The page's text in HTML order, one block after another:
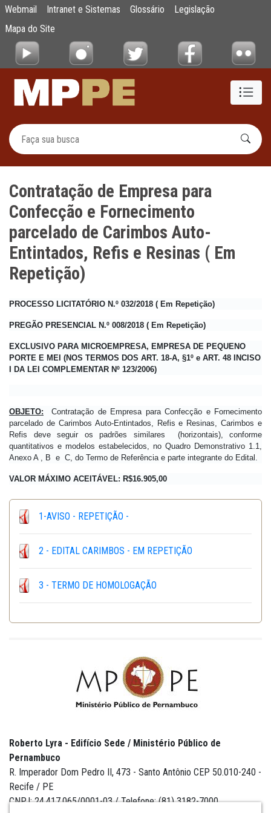
Pular para o Conteúdo principal
Contratação de Empresa para Confecção
Webmail Intranet e Sistemas Glossário
Legislação
Mapa do Site
Contratação de Empresa para
Confecção e Fornecimento
parcelado de Carimbos Auto-
Entintados, Refis e Resinas ( Em
Repetição)
PROCESSO LICITATÓRIO N.º 032/2018 ( Em Repetição)
PREGÃO PRESENCIAL N.º 008/2018 ( Em Repetição)
EXCLUSIVO PARA MICROEMPRESA, EMPRESA DE PEQUENO
PORTE E MEI (NOS TERMOS DOS ART. 18-A, §1º e ART. 48 INCISO
I DA LEI COMPLEMENTAR Nº 123/2006)
OBJETO:
Contratação de Empresa para Confecção e Fornecimento
parcelado de Carimbos Auto-Entintados, Refis e Resinas, Carimbos e
Refis deve seguir os padrões similares (horizontais), conforme
quantitativos e modelos estabelecidos, no Quadro Demonstrativo 1.1,
Anexo A , B e C, do Termo de Referência e parte integrante do Edital.
VALOR MÁXIMO ACEITÁVEL: R$16.905,00
1-AVISO - REPETIÇÃO -
2 - EDITAL CARIMBOS - EM REPETIÇÃO
3 - TERMO DE HOMOLOGAÇÃO
Roberto Lyra - Edifício Sede / Ministério Público de
Pernambuco
R. Imperador Dom Pedro II, 473 - Santo Antônio CEP 50.010-240 -
Recife / PE
CNPJ: 24.417.065/0001-03 / Telefone: (81) 3182-7000